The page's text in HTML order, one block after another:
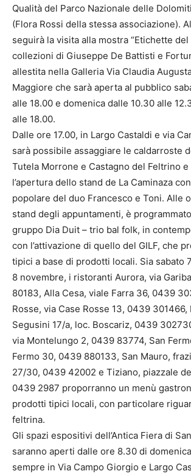
Qualità del Parco Nazionale delle
(Flora Rossi della stessa associazione).
seguirà la visita alla mostra “Etichette
collezioni di Giuseppe De Battisti e
allestita nella Galleria Via Claudia
Maggiore che sarà aperta al pubblico
alle 18.00 e domenica dalle 10.30 alle
alle 18.00.
Dalle ore 17.00, in Largo Castaldi e via
sarà possibile assaggiare le caldarroste
Tutela Morrone e Castagno del Feltrino e
l’apertura dello stand de La Caminaza
popolare del duo Francesco e Toni. Alle
stand degli appuntamenti, è
gruppo Dia Duit – trio bal folk, in
con l’attivazione di quello del GILF, che
tipici a base di prodotti locali. Sia sabato
8 novembre, i ristoranti Aurora, via
80183, Alla Cesa, viale Farra 36, 0439
Rosse, via Case Rosse 13, 0439 301466,
Segusini 17/a, loc. Boscariz, 0439
via Montelungo 2, 0439 83774, San
Fermo 30, 0439 880133, San Mauro,
27/30, 0439 42002 e Tiziano, piazzale
0439 2987 proporranno un menù
prodotti tipici locali, con particolare
feltrina.
Gli spazi espositivi dell’Antica Fiera di
saranno aperti dalle ore 8.30 di
sempre in Via Campo Giorgio e Largo